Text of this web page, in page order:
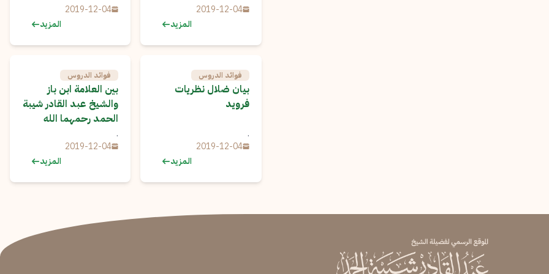
2019-12-04
المزيد
2019-12-04
المزيد
فوائد الدروس
بيان ضلال نظريات
فرويد
.
2019-12-04
المزيد
فوائد الدروس
بين العلامة ابن باز
والشيخ عبد القادر شيبة
الحمد رحمهما الله
.
2019-12-04
المزيد